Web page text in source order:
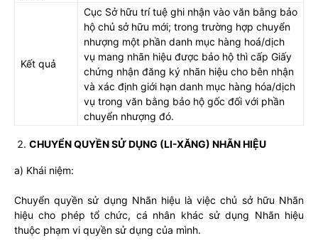
Kết quả
Cục Sở hữu trí tuệ ghi nhận vào văn bằng bảo
hộ chủ sở hữu mới; trong trường hợp chuyển
nhượng một phần danh mục hàng hoá/dịch
vụ mang nhãn hiệu được bảo hộ thì cấp Giấy
chứng nhận đăng ký nhãn hiệu cho bên nhận
và xác định giới hạn danh mục hàng hóa/dịch
vụ trong văn bằng bảo hộ gốc đối với phần
chuyển nhượng đó.
CHUYỂN QUYỀN SỬ DỤNG (LI-XĂNG) NHÃN HIỆU
a) Khái niệm:
Chuyển quyền sử dụng Nhãn hiệu là việc chủ sở hữu Nhãn
hiệu cho phép tổ chức, cá nhân khác sử dụng Nhãn hiệu
thuộc phạm vi quyền sử dụng của mình.